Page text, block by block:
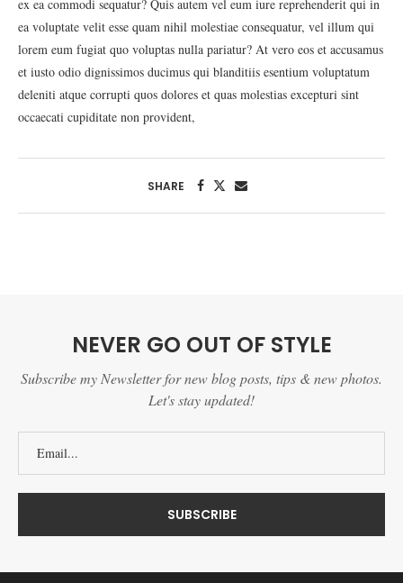
ex ea commodi sequatur? Quis autem vel eum iure reprehenderit qui in
ea voluptate velit esse quam nihil molestiae consequatur, vel illum qui
lorem eum fugiat quo voluptas nulla pariatur? At vero eos et accusamus
et iusto odio dignissimos ducimus qui blanditiis esentium voluptatum
deleniti atque corrupti quos dolores et quas molestias excepturi sint
occaecati cupiditate non provident,
SHARE
NEVER GO OUT OF STYLE
Subscribe my Newsletter for new blog posts, tips & new photos.
Let's stay updated!